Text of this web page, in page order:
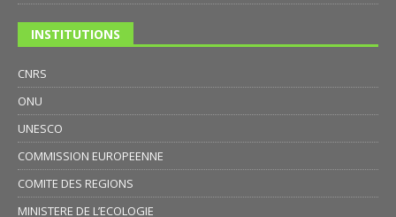
INSTITUTIONS
CNRS
ONU
UNESCO
COMMISSION EUROPEENNE
COMITE DES REGIONS
MINISTERE DE L’ECOLOGIE